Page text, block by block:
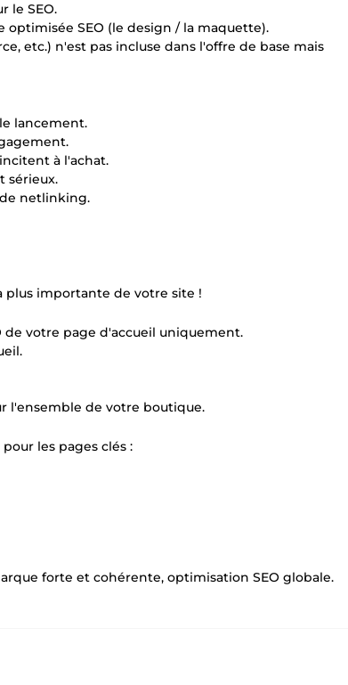
le SEO.
SEO (le design / la maquette).
etc.) n'est pas incluse dans l'offre de base mais
lancement.
à l'achat.
sérieux.
netlinking.
plus importante de votre site !
votre page d'accueil uniquement.
l'ensemble de votre boutique.
les pages clés :
forte et cohérente, optimisation SEO globale.